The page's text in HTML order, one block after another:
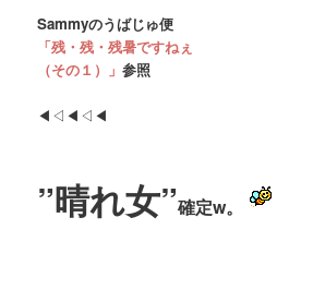
Sammyのうばじゅ便
「残・残・残暑ですねぇ
（その１）」参照
◀︎◁◀︎◁◀︎
”晴れ女”確定w。